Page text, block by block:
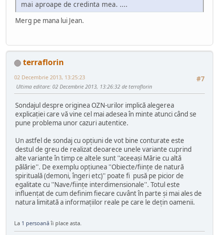
mai aproape de credinta mea. ....
Merg pe mana lui Jean.
terraflorin
#7
02 Decembrie 2013, 13:25:23
Ultima editare: 02 Decembrie 2013, 13:26:32 de terraflorin
Sondajul despre originea OZN-urilor implică alegerea
explicaţiei care vă vine cel mai adesea în minte atunci când se
pune problema unor cazuri autentice.
Un astfel de sondaj cu opţiuni de vot bine conturate este
destul de greu de realizat deoarece unele variante cuprind
alte variante în timp ce altele sunt ''aceeaşi Mărie cu altă
pălărie''. De exemplu opţiunea ''Obiecte/fiinţe de natură
spirituală (demoni, îngeri etc)'' poate fi pusă pe picior de
egalitate cu ''Nave/fiinţe interdimensionale''. Totul este
influenţat de cum definim fiecare cuvânt în parte şi mai ales de
natura limitată a informaţiilor reale pe care le deţin oamenii.
La 1 persoanăîi place asta.